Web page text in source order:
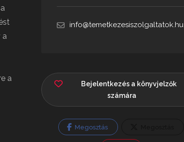
a
a
info@temetkezesiszolgaltatok.hu
Bejelentkezés a könyvjelzők
számára
Megosztás